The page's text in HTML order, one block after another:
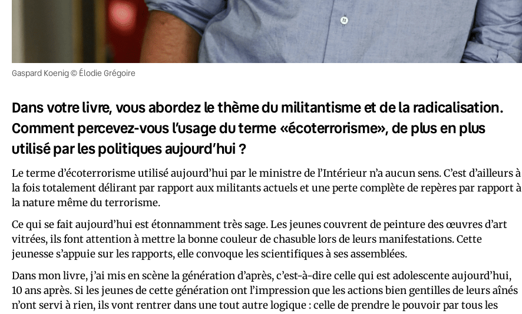
Gaspard Koenig © Élodie Grégoire
Dans votre livre, vous abordez le thème du militantisme et de la radicalisation.
Comment percevez-vous l’usage du terme «écoterrorisme», de plus en plus
utilisé par les politiques aujourd’hui ?
Le terme d’écoterrorisme utilisé aujourd’hui par le ministre de l’Intérieur n’a aucun sens. C’est d’ailleurs à
la fois totalement délirant par rapport aux militants actuels et une perte complète de repères par rapport à
la nature même du terrorisme.
Ce qui se fait aujourd’hui est étonnamment très sage. Les jeunes couvrent de peinture des œuvres d’art
vitrées, ils font attention à mettre la bonne couleur de chasuble lors de leurs manifestations. Cette
jeunesse s’appuie sur les rapports, elle convoque les scientifiques à ses assemblées.
Dans mon livre, j’ai mis en scène la génération d’après, c’est-à-dire celle qui est adolescente aujourd’hui,
10 ans après. Si les jeunes de cette génération ont l’impression que les actions bien gentilles de leurs aînés
n’ont servi à rien, ils vont rentrer dans une tout autre logique : celle de prendre le pouvoir par tous les